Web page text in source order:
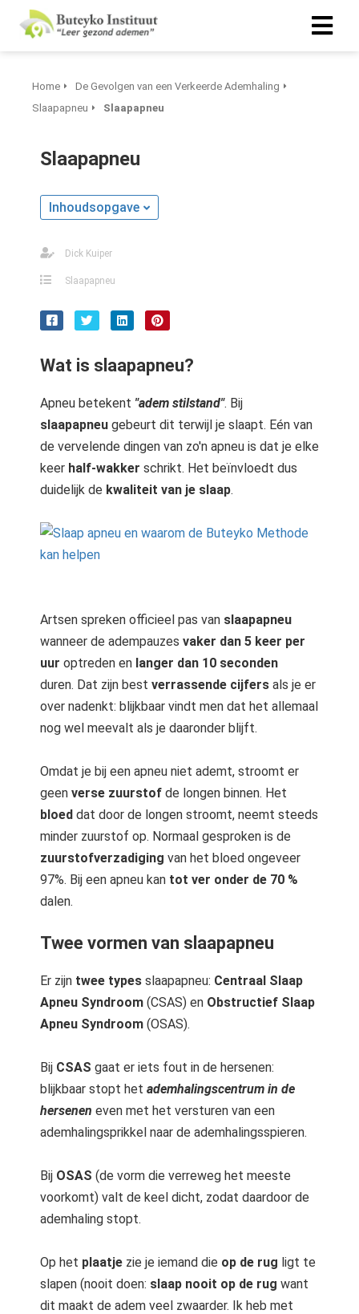
Home
De Gevolgen van een Verkeerde Ademhaling
Slaapapneu
Slaapapneu
Slaapapneu
Inhoudsopgave
Dick Kuiper
Slaapapneu
Wat is slaapapneu?
Apneu betekent "adem stilstand". Bij
slaapapneu gebeurt dit terwijl je slaapt. Eén van
de vervelende dingen van zo'n apneu is dat je elke
keer half-wakker schrikt. Het beïnvloedt dus
duidelijk de kwaliteit van je slaap.
Artsen spreken officieel pas van slaapapneu
wanneer de adempauzes vaker dan 5 keer per
uur optreden en langer dan 10 seconden
duren. Dat zijn best verrassende cijfers als je er
over nadenkt: blijkbaar vindt men dat het allemaal
nog wel meevalt als je daaronder blijft.
Omdat je bij een apneu niet ademt, stroomt er
geen verse zuurstof de longen binnen. Het
bloed dat door de longen stroomt, neemt steeds
minder zuurstof op. Normaal gesproken is de
zuurstofverzadiging van het bloed ongeveer
97%. Bij een apneu kan tot ver onder de 70 %
dalen.
Twee vormen van slaapapneu
Er zijn twee types slaapapneu: Centraal Slaap
Apneu Syndroom (CSAS) en Obstructief Slaap
Apneu Syndroom (OSAS).
Bij CSAS gaat er iets fout in de hersenen:
blijkbaar stopt het ademhalingscentrum in de
hersenen even met het versturen van een
ademhalingsprikkel naar de ademhalingsspieren.
Bij OSAS (de vorm die verreweg het meeste
voorkomt) valt de keel dicht, zodat daardoor de
ademhaling stopt.
Op het plaatje zie je iemand die op de rug ligt te
slapen (nooit doen: slaap nooit op de rug want
dit maakt de adem veel zwaarder. Ik heb met